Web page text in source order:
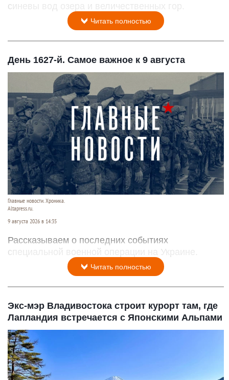
синевы вод озера и величественных гор.
Читать полностью
День 1627-й. Самое важное к 9 августа
Главные новости. Хроника.
Altapress.ru.
9 августа 2026 в 14:35
Рассказываем о последних событиях
специальной военной операции на Украине.
Читать полностью
Экс-мэр Владивостока строит курорт там, где
Лапландия встречается с Японскими Альпами